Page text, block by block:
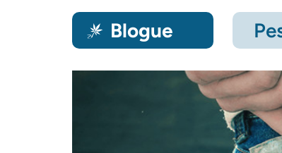
Blogue